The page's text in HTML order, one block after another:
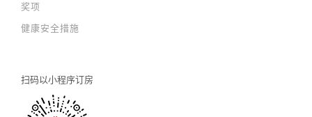
奖项
健康安全措施
扫码以小程序订房